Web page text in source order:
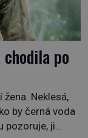
po
Neklesá,
by černá voda
pozoruje, ji